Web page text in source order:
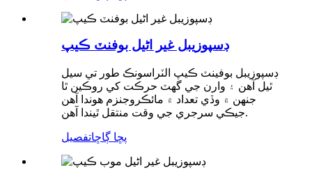
ڊسپوزيبل غير اڻيل بوفنٽ ڪيپ
ڊسپوزيبل بوفينٽ ڪيپ الٽراسونڪ طور تي سيل
ٿيل آهن ۽ وارن جي گهٽ حرڪت کي روڪين ٿا
جنهن ۾ وڏي تعداد ۾ مائڪروجنزم هوندا آهن
جيڪي سرجري جي وقت منتقل ٿيندا آهن.
پڇا ڳاڇاتفصيل